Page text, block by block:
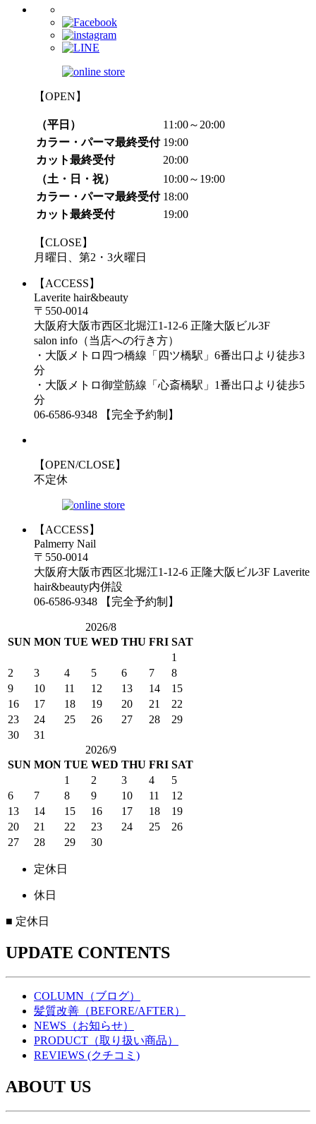
【OPEN】
（平日）
11:00～20:00
カラー・パーマ最終受付 19:00
カット最終受付
20:00
（土・日・祝）
10:00～19:00
カラー・パーマ最終受付 18:00
カット最終受付
19:00
【CLOSE】
月曜日、第2・3火曜日
【ACCESS】
Laverite hair&beauty
〒550-0014
大阪府大阪市西区北堀江1-12-6 正隆大阪ビル3F
salon info（当店への行き方）
・大阪メトロ四つ橋線「四ツ橋駅」6番出口より徒歩3
分
・大阪メトロ御堂筋線「心斎橋駅」1番出口より徒歩5
分
06-6586-9348 【完全予約制】
【OPEN/CLOSE】
不定休
【ACCESS】
Palmerry Nail
〒550-0014
大阪府大阪市西区北堀江1-12-6 正隆大阪ビル3F Laverite
hair&beauty内併設
06-6586-9348 【完全予約制】
2026/8
SUN MON TUE WED THU FRI SAT
1
2
3 4 5 6 7
8
9
10 11 12 13 14
15
16
17 18 19 20 21
22
23
24 25 26 27 28
29
30
31
2026/9
SUN MON TUE WED THU FRI SAT
1
2 3 4
5
6
7 8 9 10 11
12
13
14 15 16 17 18
19
20
21 22 23 24 25
26
27
28 29 30
定休日
休日
■ 定休日
UPDATE CONTENTS
COLUMN（ブログ）
髪質改善（BEFORE/AFTER）
NEWS（お知らせ）
PRODUCT（取り扱い商品）
REVIEWS (クチコミ)
ABOUT US